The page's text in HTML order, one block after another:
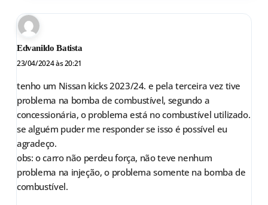
Edvanildo Batista
23/04/2024 às 20:21
tenho um Nissan kicks 2023/24. e pela terceira vez tive
problema na bomba de combustível, segundo a
concessionária, o problema está no combustível utilizado.
se alguém puder me responder se isso é possível eu
agradeço.
obs: o carro não perdeu força, não teve nenhum
problema na injeção, o problema somente na bomba de
combustível.